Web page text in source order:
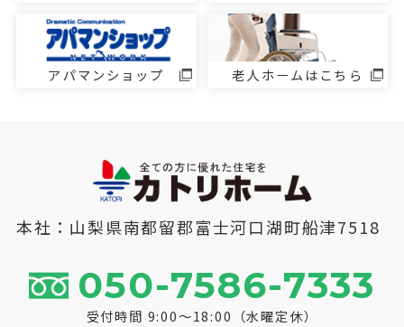
アパマンショップ 老人ホームはこちら
本社：山梨県南都留郡富士河口湖町船津7518
050-7586-7333
受付時間 9:00～18:00（水曜定休）